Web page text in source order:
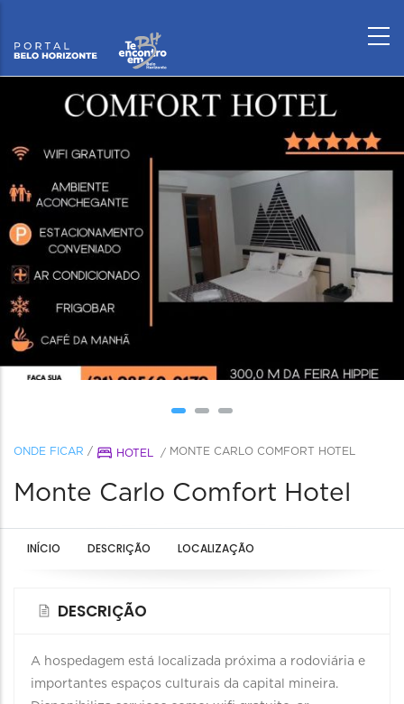
ONDE FICAR / HOTEL / MONTE CARLO COMFORT HOTEL
Monte Carlo Comfort Hotel
INÍCIO DESCRIÇÃO LOCALIZAÇÃO
DESCRIÇÃO
A hospedagem está localizada próxima a rodoviária e
importantes espaços culturais da capital mineira.